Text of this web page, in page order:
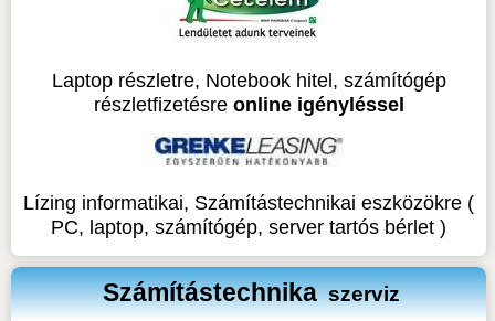
Laptop részletre, Notebook hitel, számítógép
részletfizetésre online igényléssel
Lízing informatikai, Számítástechnikai eszközökre (
PC, laptop, számítógép, server tartós bérlet )
Számítástechnika szerviz